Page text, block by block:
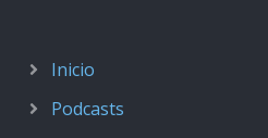
Inicio
Podcasts